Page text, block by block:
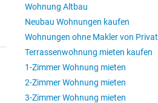
Wohnung Altbau
Neubau Wohnungen kaufen
Wohnungen ohne Makler von Privat
Terrassenwohnung mieten kaufen
1-Zimmer Wohnung mieten
2-Zimmer Wohnung mieten
3-Zimmer Wohnung mieten